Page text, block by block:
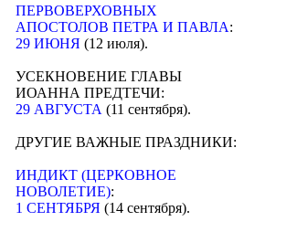
ПЕРВОВЕРХОВНЫХ
АПОСТОЛОВ ПЕТРА И ПАВЛА:
29 ИЮНЯ (12 июля).
УСЕКНОВЕНИЕ ГЛАВЫ
ИОАННА ПРЕДТЕЧИ:
29 АВГУСТА (11 сентября).
ДРУГИЕ ВАЖНЫЕ ПРАЗДНИКИ:
ИНДИКТ (ЦЕРКОВНОЕ
НОВОЛЕТИЕ):
1 СЕНТЯБРЯ (14 сентября).